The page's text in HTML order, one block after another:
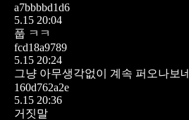
a7bbbbd1d6
5.15 20:04
풉 ㅋㅋ
fcd18a9789
5.15 20:24
그냥 아무생각없이 계속 퍼오나보
160d762a2e
5.15 20:36
거짓말